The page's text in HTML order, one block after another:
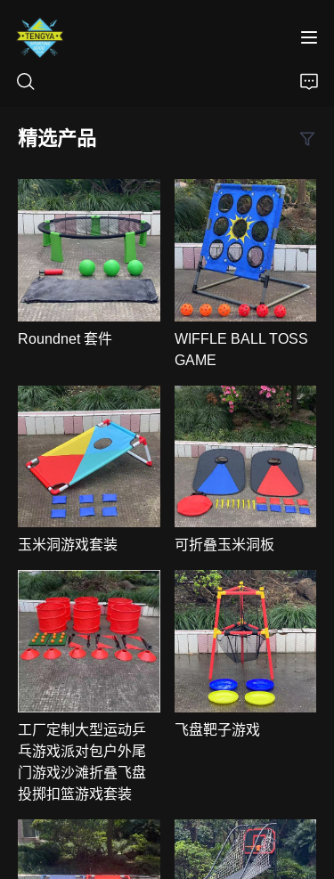
精选产品
Roundnet 套件
WIFFLE BALL TOSS
GAME
玉米洞游戏套装 可折叠玉米洞板
工厂定制大型运动乒
乓游戏派对包户外尾
门游戏沙滩折叠飞盘
投掷扣篮游戏套装
飞盘靶子游戏
产品
关于我们
新闻
联系